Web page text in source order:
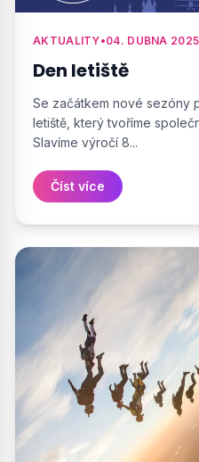
AKTUALITY•04. DUBNA 2025
Den letiště
Se začátkem nové sezóny
letiště, který tvoříme
Slavíme výročí 8...
Číst více